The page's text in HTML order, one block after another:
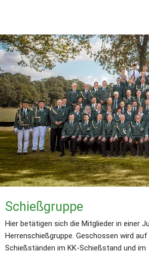
Schießgruppe
Hier betätigen sich die Mitglieder in einer
Herrenschießgruppe. Geschossen wird
Schießständen im KK-Schießstand und im